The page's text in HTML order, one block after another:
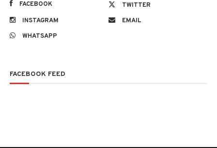
FACEBOOK
TWITTER
INSTAGRAM
EMAIL
WHATSAPP
FACEBOOK FEED